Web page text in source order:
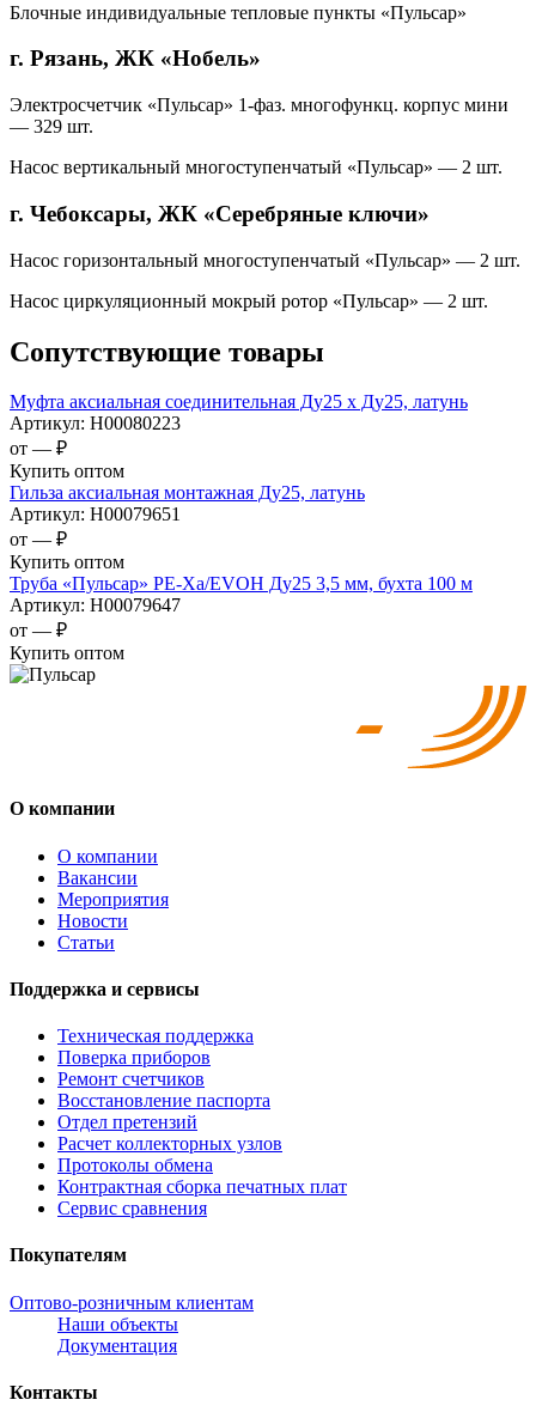
Блочные индивидуальные тепловые пункты «Пульсар»
г. Рязань, ЖК «Нобель»
Электросчетчик «Пульсар» 1-фаз. многофункц. корпус мини
— 329 шт.
Насос вертикальный многоступенчатый «Пульсар» — 2 шт.
г. Чебоксары, ЖК «Серебряные ключи»
Насос горизонтальный многоступенчатый «Пульсар» — 2 шт.
Насос циркуляционный мокрый ротор «Пульсар» — 2 шт.
Сопутствующие товары
Муфта аксиальная соединительная Ду25 х Ду25, латунь
Артикул: Н00080223
от — ₽
Купить оптом
Гильза аксиальная монтажная Ду25, латунь
Артикул: Н00079651
от — ₽
Купить оптом
Труба «Пульсар» РЕ-Ха/EVOH Ду25 3,5 мм, бухта 100 м
Артикул: Н00079647
от — ₽
Купить оптом
О компании
О компании
Вакансии
Мероприятия
Новости
Статьи
Поддержка и сервисы
Техническая поддержка
Поверка приборов
Ремонт счетчиков
Восстановление паспорта
Отдел претензий
Расчет коллекторных узлов
Протоколы обмена
Контрактная сборка печатных плат
Сервис сравнения
Покупателям
Оптово-розничным клиентам
Наши объекты
Документация
Контакты